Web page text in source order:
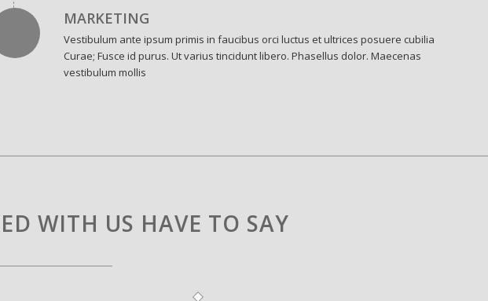
MARKETING
Vestibulum ante ipsum primis in faucibus orci luctus et ultrices posuere cubilia
Curae; Fusce id purus. Ut varius tincidunt libero. Phasellus dolor. Maecenas
vestibulum mollis
WITH US HAVE TO SAY